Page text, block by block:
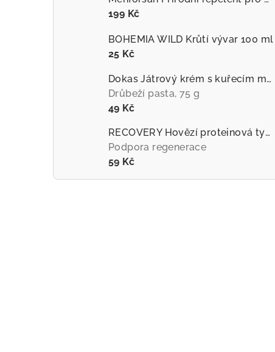
199 Kč
BOHEMIA WILD Krůtí vývar 100 ml
25 Kč
Dokas Játrový krém s kuřecím masem
Drůbeží pasta, 75 g
49 Kč
RECOVERY Hovězí proteinová tyčinka pro psy
Podpora regenerace
59 Kč